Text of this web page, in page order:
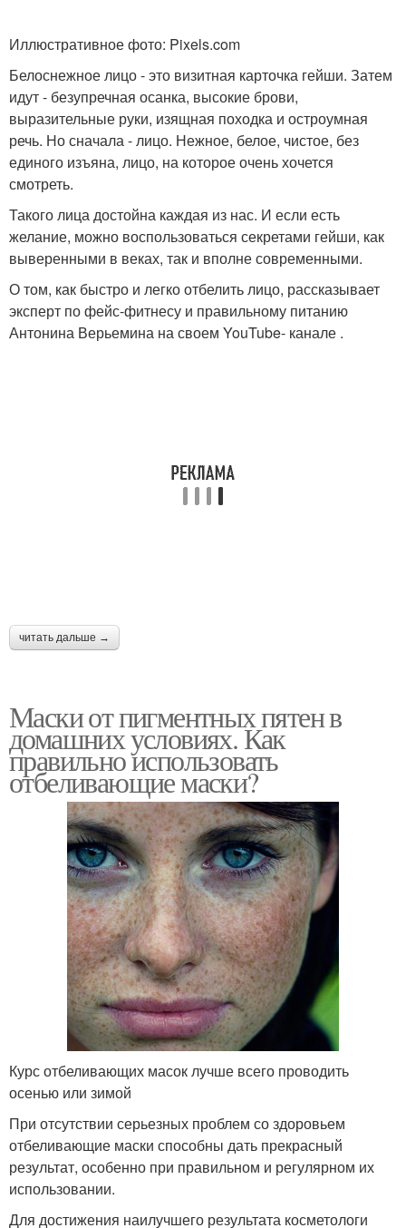
Иллюстративное фото: Pixels.com
Белоснежное лицо - это визитная карточка гейши. Затем
идут - безупречная осанка, высокие брови,
выразительные руки, изящная походка и остроумная
речь. Но сначала - лицо. Нежное, белое, чистое, без
единого изъяна, лицо, на которое очень хочется
смотреть.
Такого лица достойна каждая из нас. И если есть
желание, можно воспользоваться секретами гейши, как
выверенными в веках, так и вполне современными.
О том, как быстро и легко отбелить лицо, рассказывает
эксперт по фейс-фитнесу и правильному питанию
Антонина Верьемина на своем YouTube- канале .
читать дальше →
Маски от пигментных пятен в
домашних условиях. Как
правильно использовать
отбеливающие маски?
Курс отбеливающих масок лучше всего проводить
осенью или зимой
При отсутствии серьезных проблем со здоровьем
отбеливающие маски способны дать прекрасный
результат, особенно при правильном и регулярном их
использовании.
Для достижения наилучшего результата косметологи